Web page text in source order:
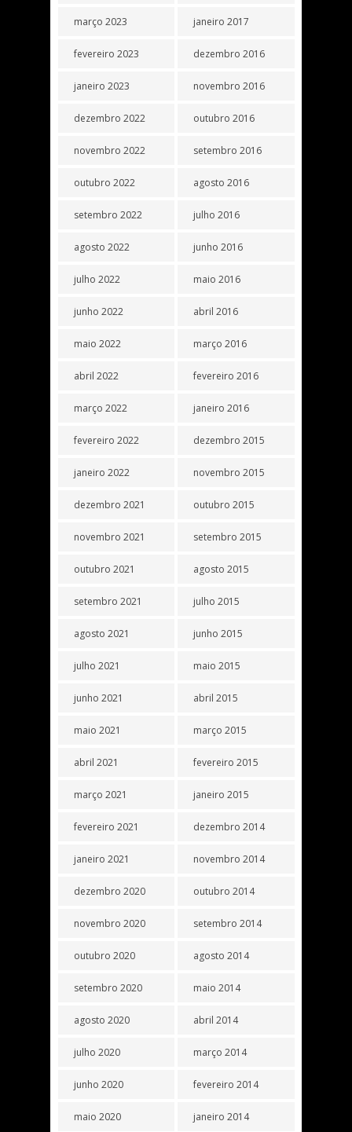
março 2023
fevereiro 2023
janeiro 2023
dezembro 2022
novembro 2022
outubro 2022
setembro 2022
agosto 2022
julho 2022
junho 2022
maio 2022
abril 2022
março 2022
fevereiro 2022
janeiro 2022
dezembro 2021
novembro 2021
outubro 2021
setembro 2021
agosto 2021
julho 2021
junho 2021
maio 2021
abril 2021
março 2021
fevereiro 2021
janeiro 2021
dezembro 2020
novembro 2020
outubro 2020
setembro 2020
agosto 2020
julho 2020
junho 2020
maio 2020
janeiro 2017
dezembro 2016
novembro 2016
outubro 2016
setembro 2016
agosto 2016
julho 2016
junho 2016
maio 2016
abril 2016
março 2016
fevereiro 2016
janeiro 2016
dezembro 2015
novembro 2015
outubro 2015
setembro 2015
agosto 2015
julho 2015
junho 2015
maio 2015
abril 2015
março 2015
fevereiro 2015
janeiro 2015
dezembro 2014
novembro 2014
outubro 2014
setembro 2014
agosto 2014
maio 2014
abril 2014
março 2014
fevereiro 2014
janeiro 2014